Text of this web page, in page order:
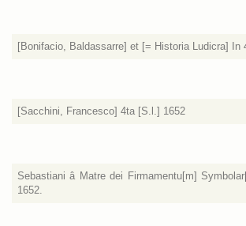
[Bonifacio, Baldassarre] et [= Historia Ludicra] In
[Sacchini, Francesco] 4ta [S.l.] 1652
Sebastiani â Matre dei Firmamentu[m]
1652.